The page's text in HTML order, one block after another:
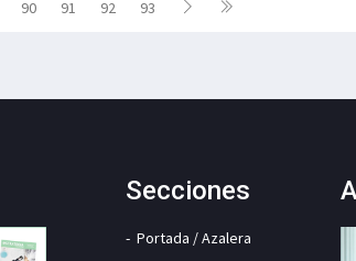
90 91 92 93
Secciones
Portada / Azalera